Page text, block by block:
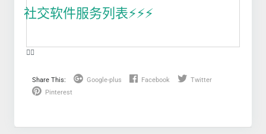
社交软件服务列表⚡️⚡️⚡️
❤️‍🔥
Share This: Google-plus Facebook
Twitter
Pinterest